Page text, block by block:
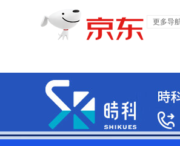
更多导